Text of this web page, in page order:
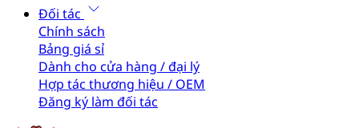
Đối tác
Chính sách
Bảng giá sỉ
Dành cho cửa hàng / đại lý
Hợp tác thương hiệu / OEM
Đăng ký làm đối tác